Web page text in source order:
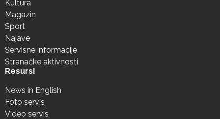
Kultura
Magazin
Sport
Najave
Servisne informacije
Stranačke aktivnosti
Resursi
News in English
Foto servis
Video servis